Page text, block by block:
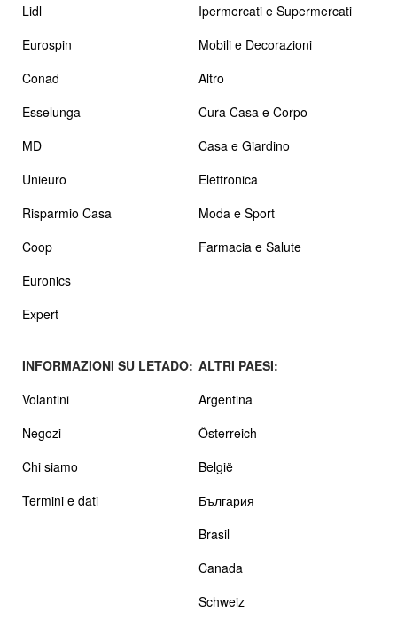
Lidl
Eurospin
Conad
Esselunga
MD
Unieuro
Risparmio Casa
Coop
Euronics
Expert
Ipermercati e Supermercati
Mobili e Decorazioni
Altro
Cura Casa e Corpo
Casa e Giardino
Elettronica
Moda e Sport
Farmacia e Salute
INFORMAZIONI SU LETADO:
Volantini
Negozi
Chi siamo
Termini e dati
ALTRI PAESI:
Argentina
Österreich
België
България
Brasil
Canada
Schweiz